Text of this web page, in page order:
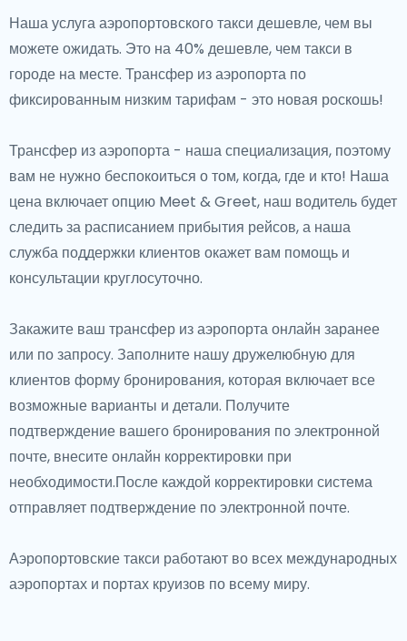
Наша услуга аэропортовского такси дешевле, чем вы
можете ожидать. Это на 40% дешевле, чем такси в
городе на месте. Трансфер из аэропорта по
фиксированным низким тарифам - это новая роскошь!
Трансфер из аэропорта - наша специализация, поэтому
вам не нужно беспокоиться о том, когда, где и кто! Наша
цена включает опцию Meet & Greet, наш водитель будет
следить за расписанием прибытия рейсов, а наша
служба поддержки клиентов окажет вам помощь и
консультации круглосуточно.
Закажите ваш трансфер из аэропорта онлайн заранее
или по запросу. Заполните нашу дружелюбную для
клиентов форму бронирования, которая включает все
возможные варианты и детали. Получите
подтверждение вашего бронирования по электронной
почте, внесите онлайн корректировки при
необходимости.После каждой корректировки система
отправляет подтверждение по электронной почте.
Аэропортовские такси работают во всех международных
аэропортах и портах круизов по всему миру.